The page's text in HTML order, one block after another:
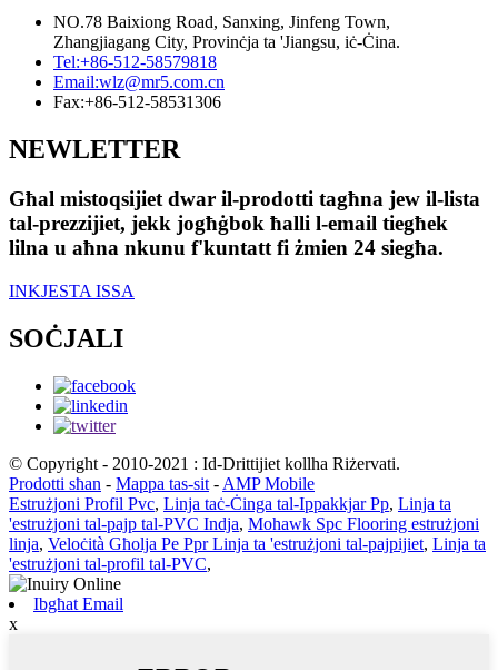
NO.78 Baixiong Road, Sanxing, Jinfeng Town,
Zhangjiagang City, Provinċja ta 'Jiangsu, iċ-Ċina.
Tel:+86-512-58579818
Email:wlz@mr5.com.cn
Fax:+86-512-58531306
NEWLETTER
Għal mistoqsijiet dwar il-prodotti tagħna jew il-lista
tal-prezzijiet, jekk jogħġbok ħalli l-email tiegħek
lilna u aħna nkunu f'kuntatt fi żmien 24 siegħa.
INKJESTA ISSA
SOĊJALI
© Copyright - 2010-2021 : Id-Drittijiet kollha Riżervati.
Prodotti sħan - Mappa tas-sit - AMP Mobile
Estrużjoni Profil Pvc, Linja taċ-Ċinga tal-Ippakkjar Pp, Linja ta
'estrużjoni tal-pajp tal-PVC Indja, Mohawk Spc Flooring estrużjoni
linja, Veloċità Għolja Pe Ppr Linja ta 'estrużjoni tal-pajpijiet, Linja ta
'estrużjoni tal-profil tal-PVC,
Ibgħat Email
x